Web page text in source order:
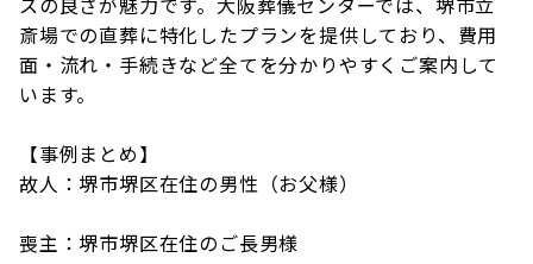
斎場での直葬に特化したプランを提供しており、費用
面・流れ・手続きなど全てを分かりやすくご案内して
います。
【事例まとめ】
故人：堺市堺区在住の男性（お父様）
喪主：堺市堺区在住のご長男様